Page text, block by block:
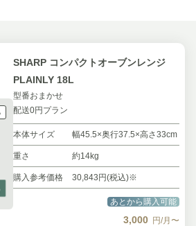
SHARP コンパクトオーブンレンジ
PLAINLY 18L
型番おまかせ
配送0円プラン
本体サイズ 幅45.5×奥行37.5×高さ33cm
重さ 約14kg
購入参考価格 30,843円(税込)※
あとから購入可能
3,000 円/月〜